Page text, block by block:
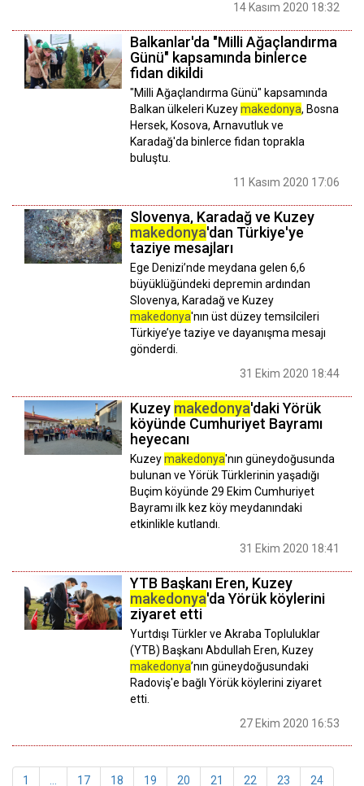
14 Kasım 2020 18:32
Balkanlar'da "Milli Ağaçlandırma
Günü" kapsamında binlerce
fidan dikildi
"Milli Ağaçlandırma Günü" kapsamında
Balkan ülkeleri Kuzeymakedonya, Bosna
Hersek, Kosova, Arnavutluk ve
Karadağ'da binlerce fidan toprakla
buluştu.
11 Kasım 2020 17:06
Slovenya, Karadağ ve Kuzey
makedonya'dan Türkiye'ye
taziye mesajları
Ege Denizi’nde meydana gelen 6,6
büyüklüğündeki depremin ardından
Slovenya, Karadağ ve Kuzey
makedonya'nın üst düzey temsilcileri
Türkiye’ye taziye ve dayanışma mesajı
gönderdi.
31 Ekim 2020 18:44
Kuzey makedonya'daki Yörük
köyünde Cumhuriyet Bayramı
heyecanı
Kuzeymakedonya'nın güneydoğusunda
bulunan ve Yörük Türklerinin yaşadığı
Buçim köyünde 29 Ekim Cumhuriyet
Bayramı ilk kez köy meydanındaki
etkinlikle kutlandı.
31 Ekim 2020 18:41
YTB Başkanı Eren, Kuzey
makedonya'da Yörük köylerini
ziyaret etti
Yurtdışı Türkler ve Akraba Topluluklar
(YTB) Başkanı Abdullah Eren, Kuzey
makedonya’nın güneydoğusundaki
Radoviş'e bağlı Yörük köylerini ziyaret
etti.
27 Ekim 2020 16:53
1 17 18 19 20 21 22 23 24